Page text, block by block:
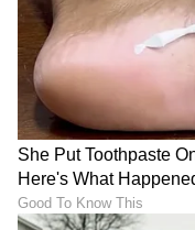
ಕ್ರಿಕೆಟ್ ಮತ್ತು ಕ್ರೀಡಾ
Kannada)
ಏಷ್ಯಾನೆಟ್
Liveಸೇರಿದಂತೆ